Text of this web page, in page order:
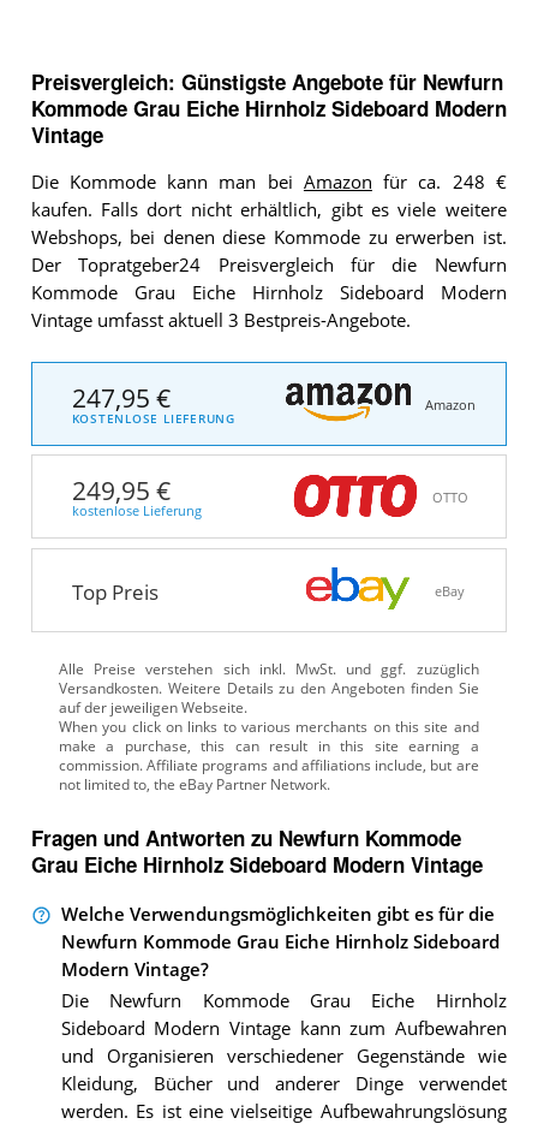
Preisvergleich: Günstigste Angebote für Newfurn
Kommode Grau Eiche Hirnholz Sideboard Modern
Vintage
Die Kommode kann man bei Amazon für ca. 248 €
kaufen. Falls dort nicht erhältlich, gibt es viele weitere
Webshops, bei denen diese Kommode zu erwerben ist.
Der Topratgeber24 Preisvergleich für die Newfurn
Kommode Grau Eiche Hirnholz Sideboard Modern
Vintage umfasst aktuell 3 Bestpreis-Angebote.
247,95 €
KOSTENLOSE LIEFERUNG
Amazon
249,95 €
kostenlose Lieferung
OTTO
Top Preis eBay
Alle Preise verstehen sich inkl. MwSt. und ggf. zuzüglich
Versandkosten. Weitere Details zu den Angeboten finden Sie
auf der jeweiligen Webseite.
Fragen und Antworten zu Newfurn Kommode
Grau Eiche Hirnholz Sideboard Modern Vintage
Welche Verwendungsmöglichkeiten gibt es für die
Newfurn Kommode Grau Eiche Hirnholz Sideboard
Modern Vintage?
Die Newfurn Kommode Grau Eiche Hirnholz
Sideboard Modern Vintage kann zum Aufbewahren
und Organisieren verschiedener Gegenstände wie
Kleidung, Bücher und anderer Dinge verwendet
werden. Es ist eine vielseitige Aufbewahrungslösung